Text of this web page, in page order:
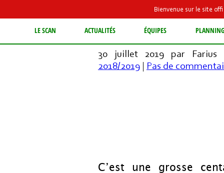
Bienvenue sur le site
LE SCAN ACTUALITÉS ÉQUIPES
LE SCAN A FAIT SON
30 juillet 2019 par
2018/2019 | Pas de
C’est une grosse